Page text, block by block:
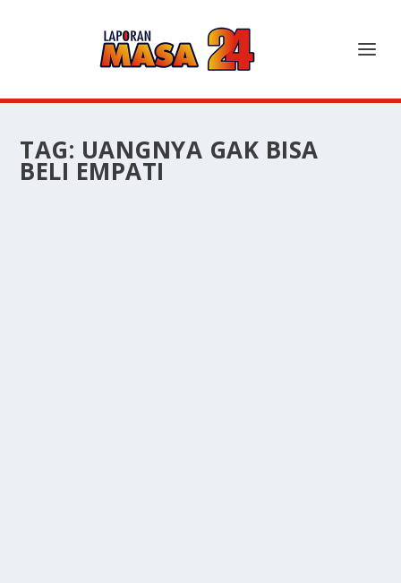
TAG: UANGNYA GAK BISA
BELI EMPATI